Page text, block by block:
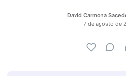
David Carmona
7 de agosto de